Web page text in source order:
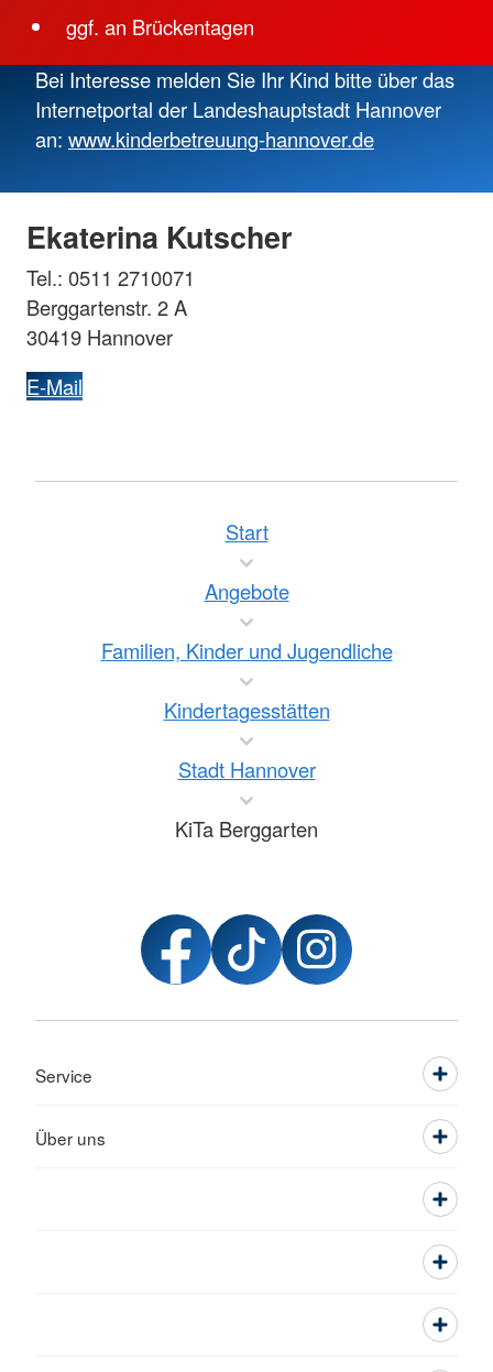
ggf. an Brückentagen
Bei Interesse melden Sie Ihr Kind bitte über das
Internetportal der Landeshauptstadt Hannover
an: www.kinderbetreuung-hannover.de
Ekaterina Kutscher
Tel.: 0511 2710071
Berggartenstr. 2 A
30419 Hannover
E-Mail
Start
Angebote
Familien, Kinder und Jugendliche
Kindertagesstätten
Stadt Hannover
KiTa Berggarten
Service
Über uns